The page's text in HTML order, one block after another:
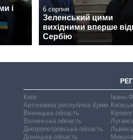
і
6 серпня
Зеленський цими
вихідними вперше
Сербію
Київ
Автономна республіка Крим
Вінницька область
Волинська область
Дніпропетровська область
Донецька область
Івано-